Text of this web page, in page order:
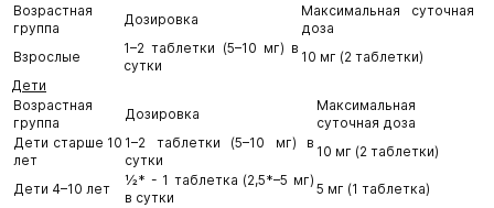
Возрастная
группа
Дозировка
Максимальная суточная
доза
Взрослые
1–2 таблетки (5–10 мг) в
сутки
10 мг (2 таблетки)
Дети
Возрастная
группа
Дозировка
Максимальная
суточная доза
Дети старше 10
лет
1–2 таблетки (5–10 мг) в
сутки
10 мг (2 таблетки)
Дети 4–10 лет
½* - 1 таблетка (2,5*–5 мг)
в сутки
5 мг (1 таблетка)